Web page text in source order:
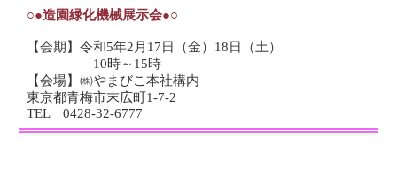
○●造園緑化機械展示会●○
【会期】令和5年2月17日（金）18日（土）
10時～15時
【会場】㈱やまびこ本社構内
東京都青梅市末広町1-7-2
TEL 0428-32-6777